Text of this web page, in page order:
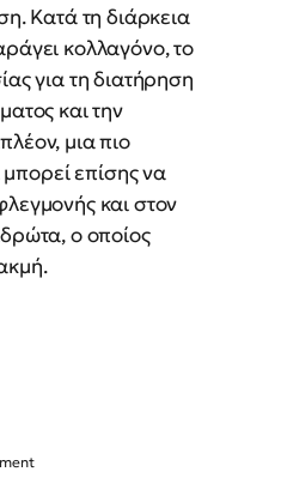
Κατά τη διάρκεια
κολλαγόνο, το
για τη διατήρηση
και την
μια πιο
επίσης να
και στον
ο οποίος